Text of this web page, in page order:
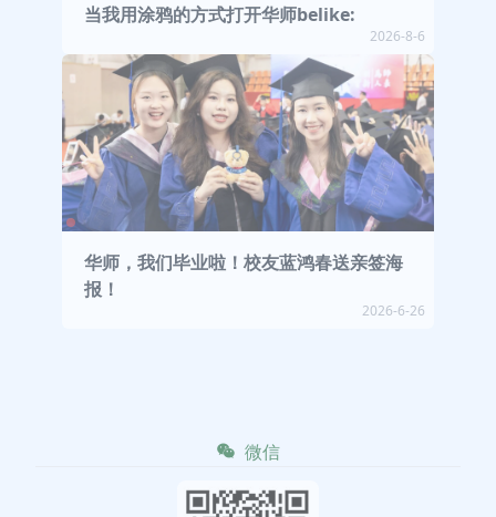
当我用涂鸦的方式打开华师belike:
2026-8-6
华师，我们毕业啦！校友蓝鸿春送亲签海
报！
2026-6-26
微信